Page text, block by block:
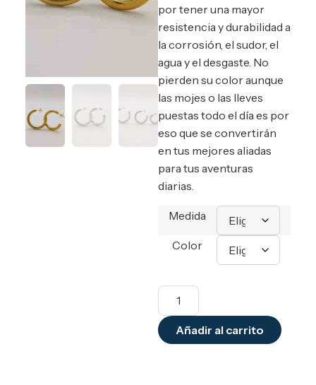
por tener una mayor
resistencia y durabilidad a
la corrosión, el sudor, el
agua y el desgaste. No
pierden su color aunque
las mojes o las lleves
puestas todo el día es por
eso que se convertirán
en tus mejores aliadas
para tus aventuras
diarias.
Medida
Color
Añadir al carrito